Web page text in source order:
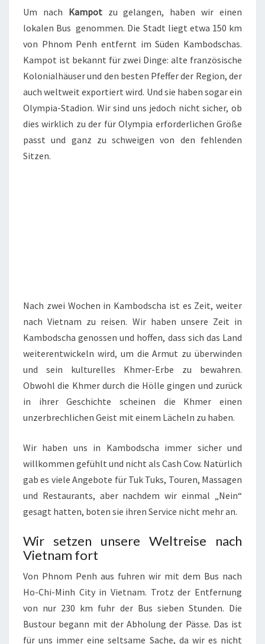
Um nach Kampotzu gelangen, haben wir einen
lokalen Bus genommen. Die Stadt liegt etwa 150 km
von Phnom Penh entfernt im Süden Kambodschas.
Kampot ist bekannt für zwei Dinge: alte französische
Kolonialhäuser und den besten Pfeffer der Region, der
auch weltweit exportiert wird. Und sie haben sogar ein
Olympia-Stadion. Wir sind uns jedoch nicht sicher, ob
dies wirklich zu der für Olympia erforderlichen Größe
passt und ganz zu schweigen von den fehlenden
Sitzen.
Nach zwei Wochen in Kambodscha ist es Zeit, weiter
nach Vietnam zu reisen. Wir haben unsere Zeit in
Kambodscha genossen und hoffen, dass sich das Land
weiterentwickeln wird, um die Armut zu überwinden
und sein kulturelles Khmer-Erbe zu bewahren.
Obwohl die Khmer durch die Hölle gingen und zurück
in ihrer Geschichte scheinen die Khmer einen
unzerbrechlichen Geist mit einem Lächeln zu haben.
Wir haben uns in Kambodscha immer sicher und
willkommen gefühlt und nicht als Cash Cow. Natürlich
gab es viele Angebote für Tuk Tuks, Touren, Massagen
und Restaurants, aber nachdem wir einmal „Nein“
gesagt hatten, boten sie ihren Service nicht mehr an.
Wir setzen unsere Weltreise nach
Vietnam fort
Von Phnom Penh aus fuhren wir mit dem Bus nach
Ho-Chi-Minh City in Vietnam. Trotz der Entfernung
von nur 230 km fuhr der Bus sieben Stunden. Die
Bustour begann mit der Abholung der Pässe. Das ist
für uns immer eine seltsame Sache, da wir es nicht